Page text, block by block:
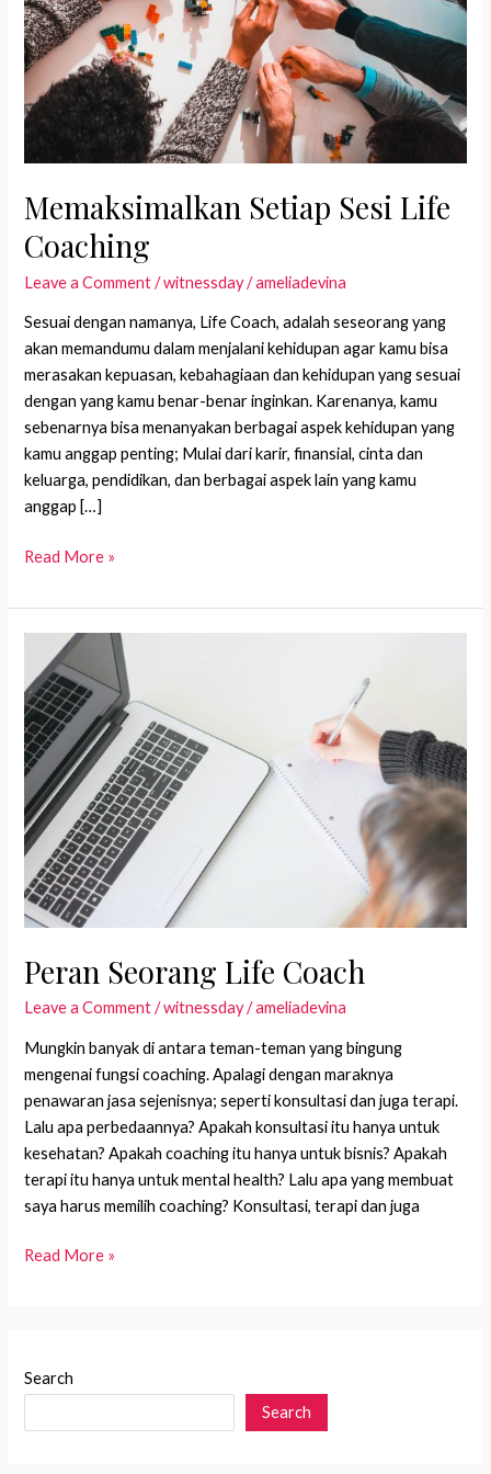
Memaksimalkan Setiap Sesi Life
Coaching
Leave a Comment /witnessday/ameliadevina
Sesuai dengan namanya, Life Coach, adalah seseorang yang
akan memandumu dalam menjalani kehidupan agar kamu bisa
merasakan kepuasan, kebahagiaan dan kehidupan yang sesuai
dengan yang kamu benar-benar inginkan. Karenanya, kamu
sebenarnya bisa menanyakan berbagai aspek kehidupan yang
kamu anggap penting; Mulai dari karir, finansial, cinta dan
keluarga, pendidikan, dan berbagai aspek lain yang kamu
anggap […]
Memaksimalkan
Sesi
Life
Coaching
Read More »
Peran Seorang Life Coach
Leave a Comment /witnessday/ameliadevina
Mungkin banyak di antara teman-teman yang bingung
mengenai fungsi coaching. Apalagi dengan maraknya
penawaran jasa sejenisnya; seperti konsultasi dan juga terapi.
Lalu apa perbedaannya? Apakah konsultasi itu hanya untuk
kesehatan? Apakah coaching itu hanya untuk bisnis? Apakah
terapi itu hanya untuk mental health? Lalu apa yang membuat
saya harus memilih coaching? Konsultasi, terapi dan juga
Peran
Read More »
Search
Search